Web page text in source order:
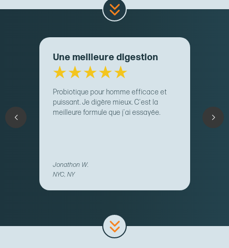
Une meilleure digestion
Probiotique pour homme efficace et
puissant. Je digère mieux. C'est la
meilleure formule que j'ai essayée.
Jonathon W.
NYC, NY